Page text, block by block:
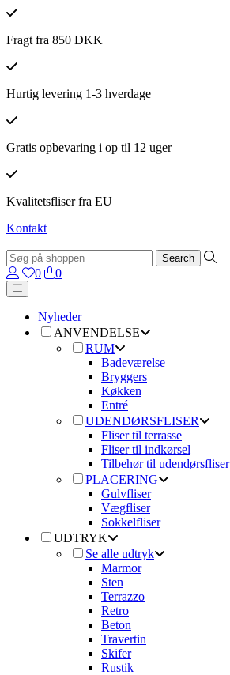
Fragt fra 850 DKK
Hurtig levering 1-3 hverdage
Gratis opbevaring i op til 12 uger
Kvalitetsfliser fra EU
Kontakt
0 0
Nyheder
ANVENDELSE
RUM
Badeværelse
Bryggers
Køkken
Entré
UDENDØRSFLISER
Fliser til terrasse
Fliser til indkørsel
Tilbehør til udendørsfliser
PLACERING
Gulvfliser
Vægfliser
Sokkelfliser
UDTRYK
Se alle udtryk
Marmor
Sten
Terrazzo
Retro
Beton
Travertin
Skifer
Rustik